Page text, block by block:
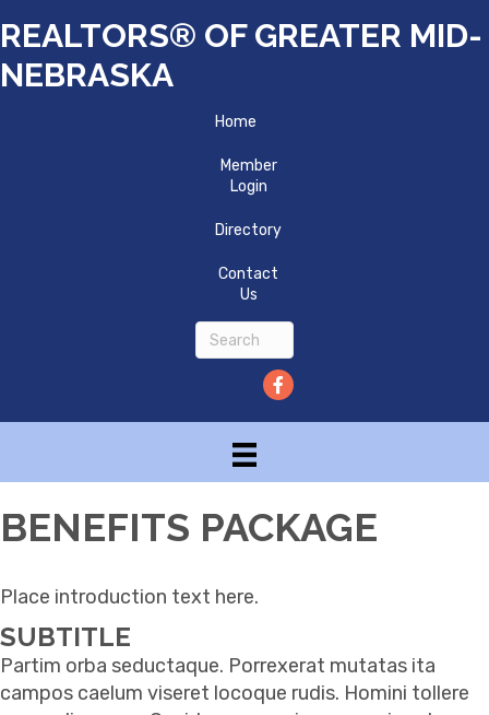
REALTORS® OF GREATER MID-
NEBRASKA
Home
Member
Login
Directory
Contact
Us
BENEFITS PACKAGE
Place introduction text here.
SUBTITLE
Partim orba seductaque. Porrexerat mutatas ita
campos caelum viseret locoque rudis. Homini tollere